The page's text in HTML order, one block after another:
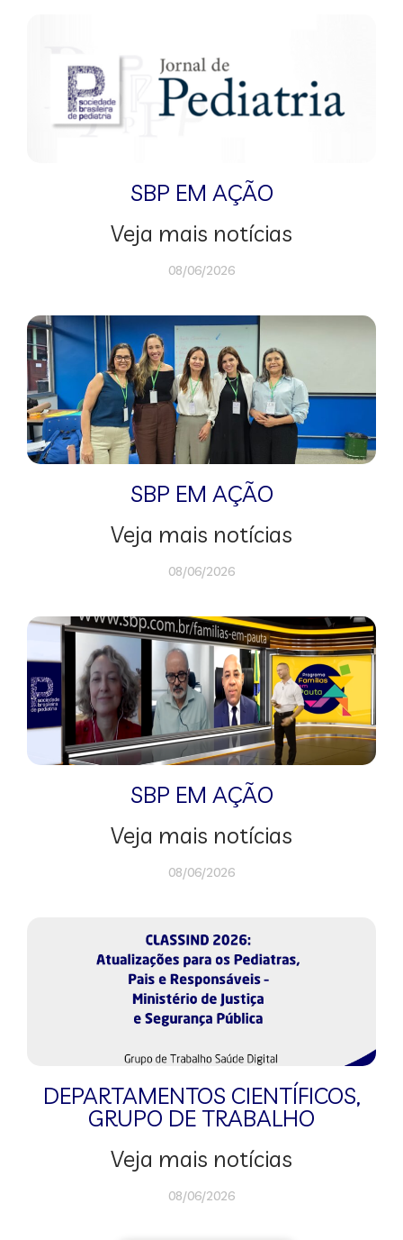
SBP EM AÇÃO
Veja mais notícias
08/06/2026
SBP EM AÇÃO
Veja mais notícias
08/06/2026
SBP EM AÇÃO
Veja mais notícias
08/06/2026
DEPARTAMENTOS CIENTÍFICOS,
GRUPO DE TRABALHO
Veja mais notícias
08/06/2026